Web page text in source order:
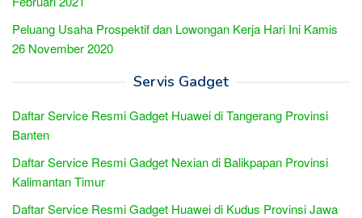
Peluang Usaha Prospektif dan Lowongan Kerja Hari Ini Kamis
26 November 2020
Servis Gadget
Daftar Service Resmi Gadget Huawei di Tangerang Provinsi
Banten
Daftar Service Resmi Gadget Nexian di Balikpapan Provinsi
Kalimantan Timur
Daftar Service Resmi Gadget Huawei di Kudus Provinsi Jawa